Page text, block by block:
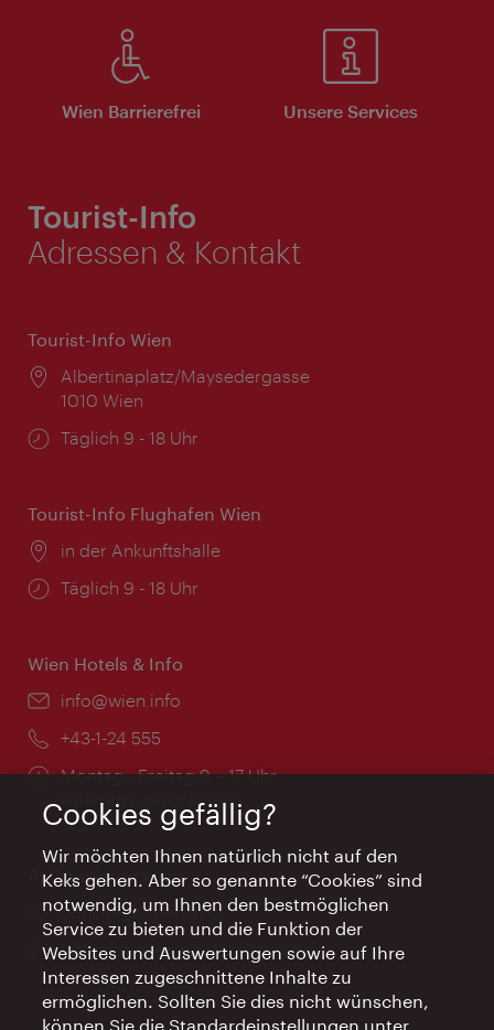
Wien Barrierefrei Unsere Services
Tourist-Info
Adressen & Kontakt
Tourist-Info Wien
Ort:
Albertinaplatz/Maysedergasse
1010 Wien
Öffnungszeiten:
Täglich 9 - 18 Uhr
Tourist-Info Flughafen Wien
Ort:
in der Ankunftshalle
Öffnungszeiten:
Täglich 9 - 18 Uhr
Wien Hotels & Info
Email:
info@wien.info
Telefon:
+43-1-24 555
Öffnungszeiten:
Montag - Freitag 9 – 17 Uhr
Feiertags geschlossen
AI Concierge Wien
Ort:
concierge.wien.info
Öffnungszeiten:
Informationen rund um die Uhr
Cookies gefällig?
Wir möchten Ihnen natürlich nicht auf den
Keks gehen. Aber so genannte “Cookies” sind
notwendig, um Ihnen den bestmöglichen
Service zu bieten und die Funktion der
Websites und Auswertungen sowie auf Ihre
Interessen zugeschnittene Inhalte zu
ermöglichen. Sollten Sie dies nicht wünschen,
können Sie die Standardeinstellungen unter